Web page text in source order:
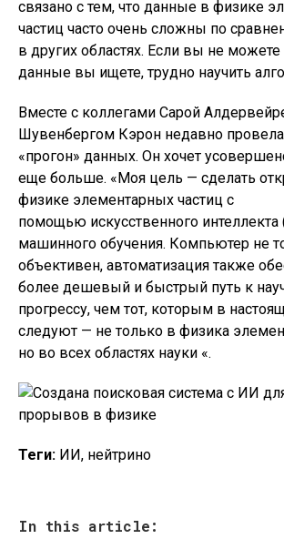
связано с тем, что данные в физике
частиц часто очень сложны по
в других областях. Если вы не можете
данные вы ищете, трудно научить
Вместе с коллегами Сарой
Шувенбергом Кэрон недавно
«прогон» данных. Он хочет
еще больше. «Моя цель — сделать
физике элементарных частиц с
помощью искусственного
машинного обучения. Компьютер не
объективен, автоматизация также
более дешевый и быстрый путь к
прогрессу, чем тот, которым в
следуют — не только в физика
но во всех областях науки «.
Теги: ИИ, нейтрино
In this article: